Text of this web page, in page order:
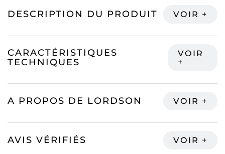
DESCRIPTION DU PRODUIT
CARACTÉRISTIQUES
TECHNIQUES
A PROPOS DE LORDSON
AVIS VÉRIFIÉS